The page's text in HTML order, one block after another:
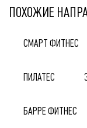
ПОХОЖИЕ
СМАРТ ФИТНЕС
ПИЛАТЕС
БАРРЕ ФИТНЕС